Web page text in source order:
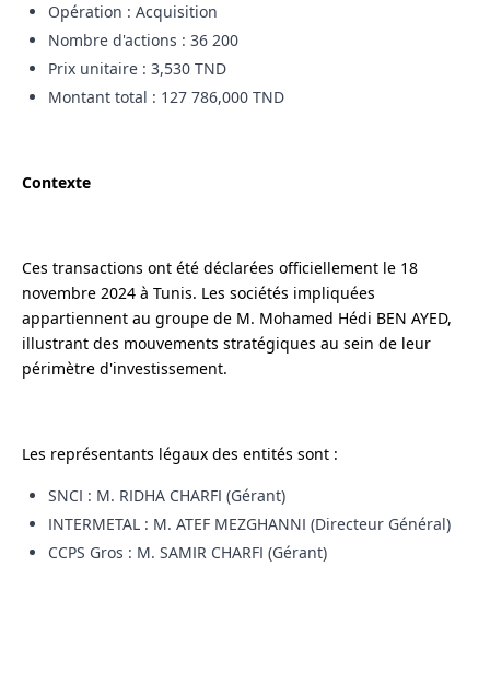
Opération : Acquisition
Nombre d'actions : 36 200
Prix unitaire : 3,530 TND
Montant total : 127 786,000 TND
Contexte
Ces transactions ont été déclarées officiellement le 18
novembre 2024 à Tunis. Les sociétés impliquées
appartiennent au groupe de M. Mohamed Hédi BEN AYED,
illustrant des mouvements stratégiques au sein de leur
périmètre d'investissement.
Les représentants légaux des entités sont :
SNCI : M. RIDHA CHARFI (Gérant)
INTERMETAL : M. ATEF MEZGHANNI (Directeur Général)
CCPS Gros : M. SAMIR CHARFI (Gérant)